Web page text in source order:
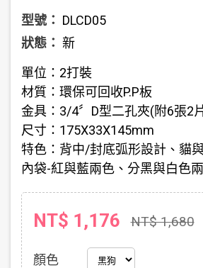
型號： DLCD05
狀態： 新
單位：2打裝
材質：環保可回收P.P板
金具：3/4〞D型二孔夾(附6張2
尺寸：175X33X145mm
特色：背中/封底弧形設計、貓
內袋-紅與藍兩色、分黑與白色
NT$ 1,176 NT$ 1,680
顏色